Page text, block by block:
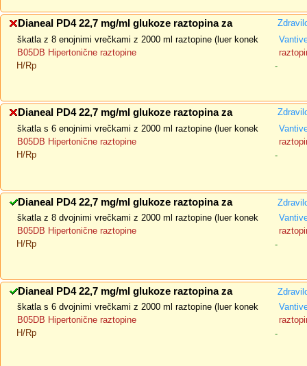
Dianeal PD4 22,7 mg/ml glukoze raztopina za
škatla z 8 enojnimi vrečkami z 2000 ml raztopine (luer konek
B05DB Hipertonične raztopine
H/Rp
-
Dianeal PD4 22,7 mg/ml glukoze raztopina za
škatla s 6 enojnimi vrečkami z 2000 ml raztopine (luer konek
B05DB Hipertonične raztopine
H/Rp
-
Dianeal PD4 22,7 mg/ml glukoze raztopina za
škatla z 8 dvojnimi vrečkami z 2000 ml raztopine (luer konek
B05DB Hipertonične raztopine
H/Rp
-
Dianeal PD4 22,7 mg/ml glukoze raztopina za
škatla s 6 dvojnimi vrečkami z 2000 ml raztopine (luer konek
B05DB Hipertonične raztopine
H/Rp
-